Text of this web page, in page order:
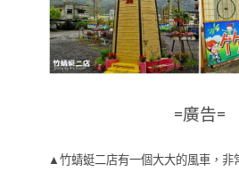
=廣告=
▲竹蜻蜓二店有一個大大的風車，非